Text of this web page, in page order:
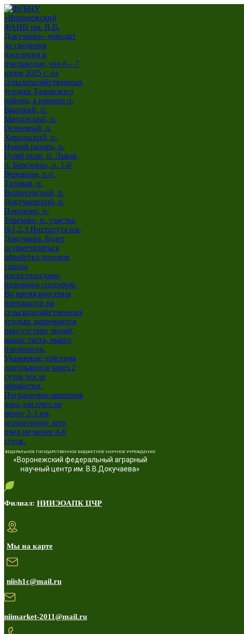
ФЕДЕРАЛЬНОЕ ГОСУДАРСТВЕННОЕ БЮДЖЕТНОЕ НАУЧНОЕ УЧРЕЖДЕНИЕ
«Воронежский федеральный аграрный
научный центр им. В.В.Докучаева»
Филиал: НИИЭОАПК ЦЧР
Мы на карте
niish1c@mail.ru
niimarket-2011@mail.ru